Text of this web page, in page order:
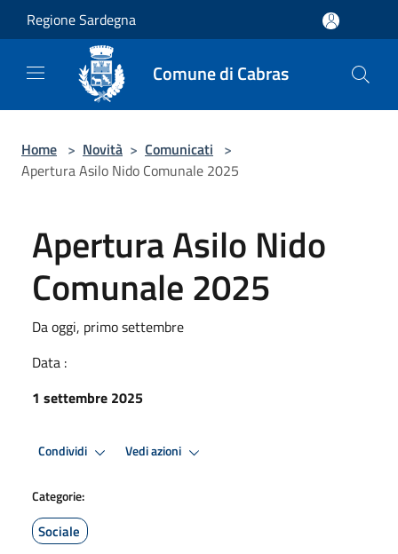
Salta al contenuto principale
Regione Sardegna
Comune di Cabras
Home > Novità > Comunicati >
Apertura Asilo Nido Comunale 2025
Apertura Asilo Nido
Comunale 2025
Da oggi, primo settembre
Data :
1 settembre 2025
Condividi Vedi azioni
Categorie:
Sociale